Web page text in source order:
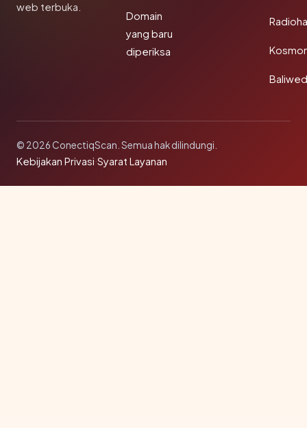
web terbuka.
Domain
yang baru
diperiksa
© 2026 ConectiqScan. Semua hak dilindungi.
Kebijakan Privasi·Syarat Layanan